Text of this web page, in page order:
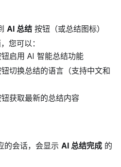
AI 总结 按钮（或总结图标）
您可以：
启用 AI 智能总结功能
切换总结的语言（支持中文和
获取最新的总结内容
的会话，会显示 AI 总结完成 的